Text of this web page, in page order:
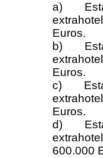
a)
Euros.
b)
Euros.
c)
Euros.
d)
600.000